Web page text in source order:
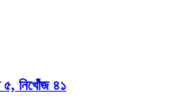
৫, নিখোঁজ ৪১